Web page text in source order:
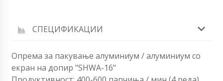
СПЕЦИФИКАЦИИ
Опрема за пакување алуминиум / алуминиум со
екран на допир "SHWA-16"